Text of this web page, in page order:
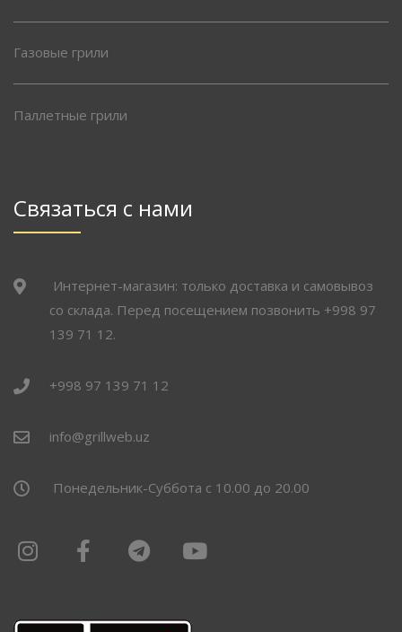
Газовые грили
Паллетные грили
Связаться с нами
Интернет-магазин: только доставка и самовывоз
со склада. Перед посещением позвонить +998 97
139 71 12.
+998 97 139 71 12
info@grillweb.uz
Понедельник-Суббота с 10.00 до 20.00